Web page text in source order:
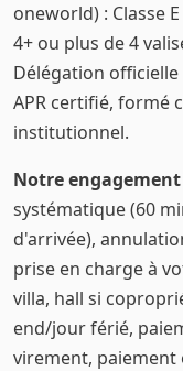
oneworld) : Classe
4+ ou plus de 4
Délégation officielle
APR certifié, formé
institutionnel.
Notre
systématique (60
d'arrivée),
prise en charge à
villa, hall si
end/jour férié,
virement, paiement